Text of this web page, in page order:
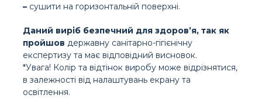
– сушити на горизонтальній поверхні.
Даний виріб безпечний для здоров’я, так як
пройшов державну санітарно-гігієнічну
експертизу та має відповідний висновок.
*Увага! Колір та відтінок виробу може відрізнятися,
в залежності від налаштувань екрану та
освітлення.